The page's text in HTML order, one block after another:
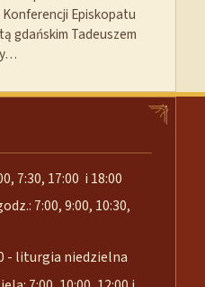
Episkopatu
gdańskim Tadeuszem
7:30, 17:00 i 18:00
7:00, 9:00, 10:30,
- liturgia niedzielna